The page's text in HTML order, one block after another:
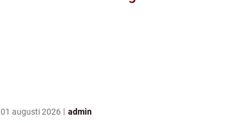
01 augusti 2026 admin